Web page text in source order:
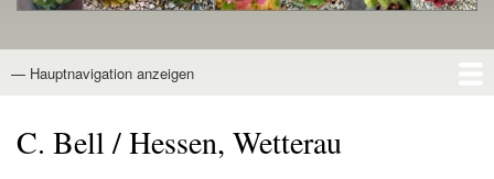
Hauptnavigation
— Hauptnavigation anzeigen
C. Bell / Hessen, Wetterau